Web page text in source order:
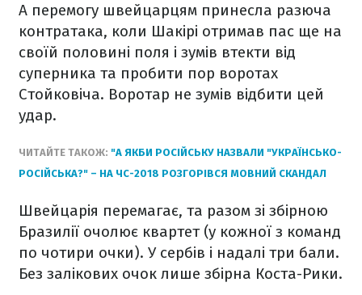
А перемогу швейцарцям принесла разюча
контратака, коли Шакірі отримав пас ще на
своїй половині поля і зумів втекти від
суперника та пробити пор воротах
Стойковіча. Воротар не зумів відбити цей
удар.
ЧИТАЙТЕ ТАКОЖ: "А ЯКБИ РОСІЙСЬКУ НАЗВАЛИ "УКРАЇНСЬКО-
РОСІЙСЬКА?" – НА ЧС-2018 РОЗГОРІВСЯ МОВНИЙ СКАНДАЛ
Швейцарія перемагає, та разом зі збірною
Бразилії очолює квартет (у кожної з команд
по чотири очки). У сербів і надалі три бали.
Без залікових очок лише збірна Коста-Рики.